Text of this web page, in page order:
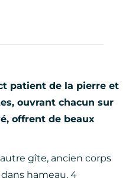
patient de la pierre et
ouvrant chacun sur
offrent de beaux
gîte, ancien corps
hameau. 4